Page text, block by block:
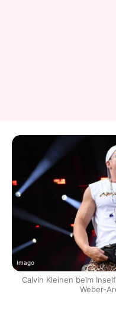
Imago
Calvin Kleinen beim
Weber-